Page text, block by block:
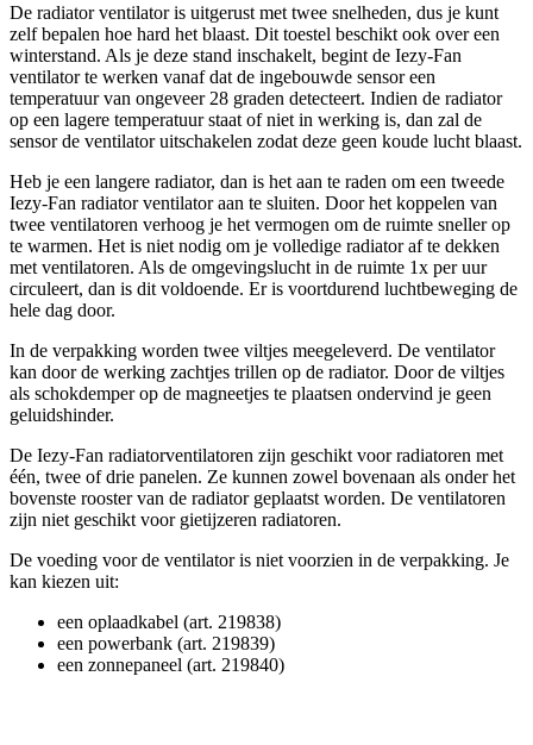
De radiator ventilator is uitgerust met twee snelheden, dus je kunt
zelf bepalen hoe hard het blaast. Dit toestel beschikt ook over een
winterstand. Als je deze stand inschakelt, begint de Iezy-Fan
ventilator te werken vanaf dat de ingebouwde sensor een
temperatuur van ongeveer 28 graden detecteert. Indien de radiator
op een lagere temperatuur staat of niet in werking is, dan zal de
sensor de ventilator uitschakelen zodat deze geen koude lucht blaast.
Heb je een langere radiator, dan is het aan te raden om een tweede
Iezy-Fan radiator ventilator aan te sluiten. Door het koppelen van
twee ventilatoren verhoog je het vermogen om de ruimte sneller op
te warmen. Het is niet nodig om je volledige radiator af te dekken
met ventilatoren. Als de omgevingslucht in de ruimte 1x per uur
circuleert, dan is dit voldoende. Er is voortdurend luchtbeweging de
hele dag door.
In de verpakking worden twee viltjes meegeleverd. De ventilator
kan door de werking zachtjes trillen op de radiator. Door de viltjes
als schokdemper op de magneetjes te plaatsen ondervind je geen
geluidshinder.
De Iezy-Fan radiatorventilatoren zijn geschikt voor radiatoren met
één, twee of drie panelen. Ze kunnen zowel bovenaan als onder het
bovenste rooster van de radiator geplaatst worden. De ventilatoren
zijn niet geschikt voor gietijzeren radiatoren.
De voeding voor de ventilator is niet voorzien in de verpakking. Je
kan kiezen uit:
een oplaadkabel (art. 219838)
een powerbank (art. 219839)
een zonnepaneel (art. 219840)